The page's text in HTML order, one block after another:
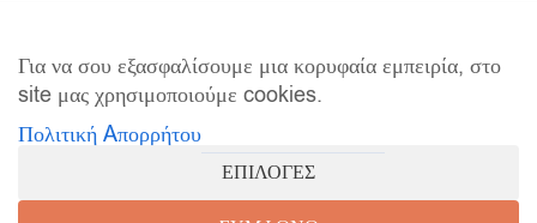
ΣΎΝΔΕΣΜΟΙ
ΠΛΗΡΟΦΟΡΊΕΣ
Έπιπλο Μπενής| Supported by
Για να σου εξασφαλίσουμε μια κορυφαία εμπειρία, στο
site μας χρησιμοποιούμε cookies.
Πολιτική Aπορρήτου
ΕΠΙΛΟΓΕΣ